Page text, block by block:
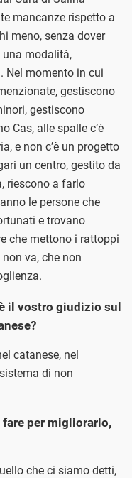
mancanze rispetto a
meno, senza dover
una modalità,
Nel momento in cui
gestiscono
gestiscono
Cas, alle spalle c’è
e non c’è un progetto
un centro, gestito da
riescono a farlo
le persone che
e trovano
che mettono i rattoppi
va, che non
il vostro giudizio sul
catanese, nel
di non
per migliorarlo,
che ci siamo detti,